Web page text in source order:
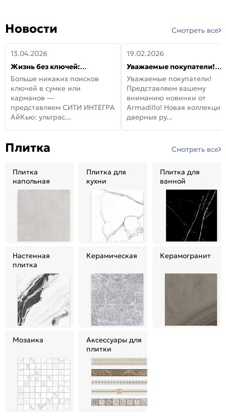
Новости Смотреть все
13.04.2026
Жизнь без ключей:
встречайте новую дверь
СИТИ ИНТЕГРА АйКью!
Больше никаких поисков
ключей в сумке или
карманов —
представляем СИТИ ИНТЕГРА
АйКью: ультрас...
19.02.2026
Уважаемые покупатели!
Представляем вашему
вниманию новинки от
Armadillo!
Уважаемые покупатели!
Представляем вашему
вниманию новинки от
Armadillo! Новая коллекция
дверных ру...
Плитка Смотреть все
Плитка
напольная
Плитка для
кухни
Плитка для
ванной
Настенная
плитка
Керамическая Керамогранит
Мозаика
Аксессуары для
плитки